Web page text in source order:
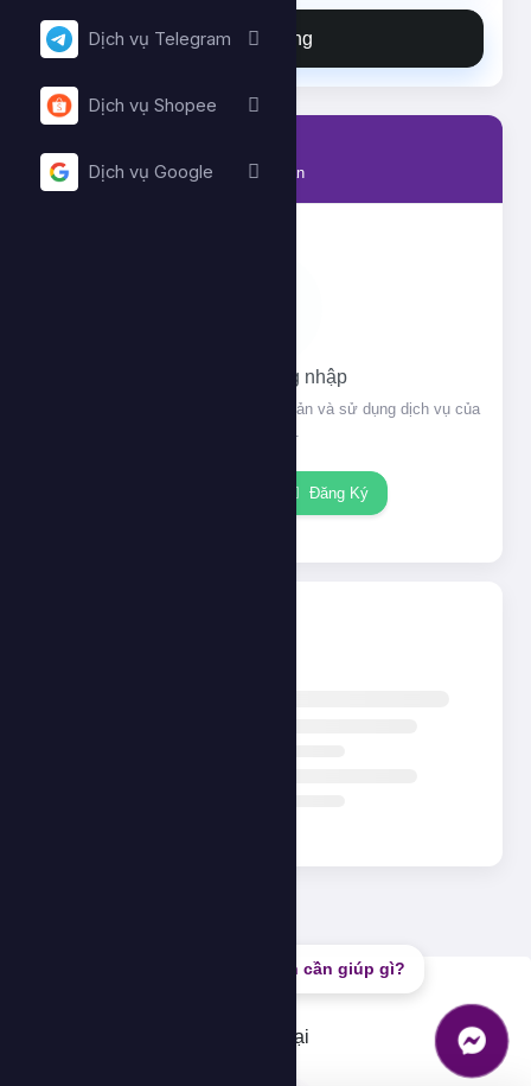
Dịch vụ Telegram
Dịch vụ Shopee
Dịch vụ Google
Đặt hàng
Thông tin tài khoản của bạn
Vui lòng đăng nhập
Đăng nhập để xem thông tin tài khoản và sử dụng dịch vụ của
chúng tôi.
Đăng Ký
Bạn cần giúp gì?
Không thể tải dữ liệu, vui lòng thử lại